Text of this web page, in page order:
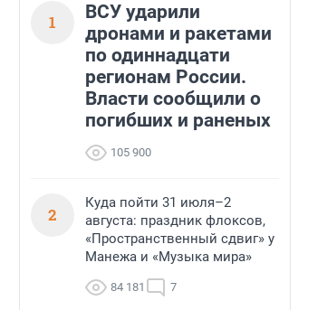
1
ВСУ ударили
дронами и ракетами
по одиннадцати
регионам России.
Власти сообщили о
погибших и раненых
105 900
2
Куда пойти 31 июля–2
августа: праздник флоксов,
«Пространственный сдвиг» у
Манежа и «Музыка мира»
84 181 7